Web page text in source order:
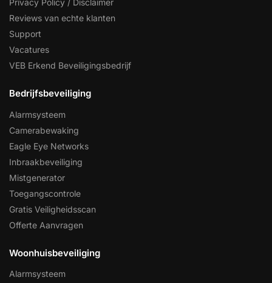
Privacy Policy / Disclaimer
Reviews van echte klanten
Support
Vacatures
VEB Erkend Beveiligingsbedrijf
Bedrijfsbeveiliging
Alarmsysteem
Camerabewaking
Eagle Eye Networks
Inbraakbeveiliging
Mistgenerator
Toegangscontrole
Gratis Veiligheidsscan
Offerte Aanvragen
Woonhuisbeveiliging
Alarmsysteem